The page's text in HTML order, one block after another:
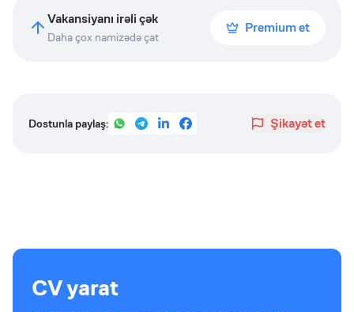
Vakansiyanı irəli çək
Daha çox namizədə çat
Premium et
Dostunla paylaş: Şikayət et
CV yarat